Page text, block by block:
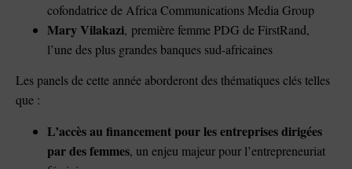
cofondatrice de Africa Communications Media Group
Mary Vilakazi, première femme PDG de FirstRand,
l’une des plus grandes banques sud-africaines
Les panels de cette année aborderont des thématiques clés telles
que :
L’accès au financement pour les entreprises dirigées
par des femmes, un enjeu majeur pour l’entrepreneuriat